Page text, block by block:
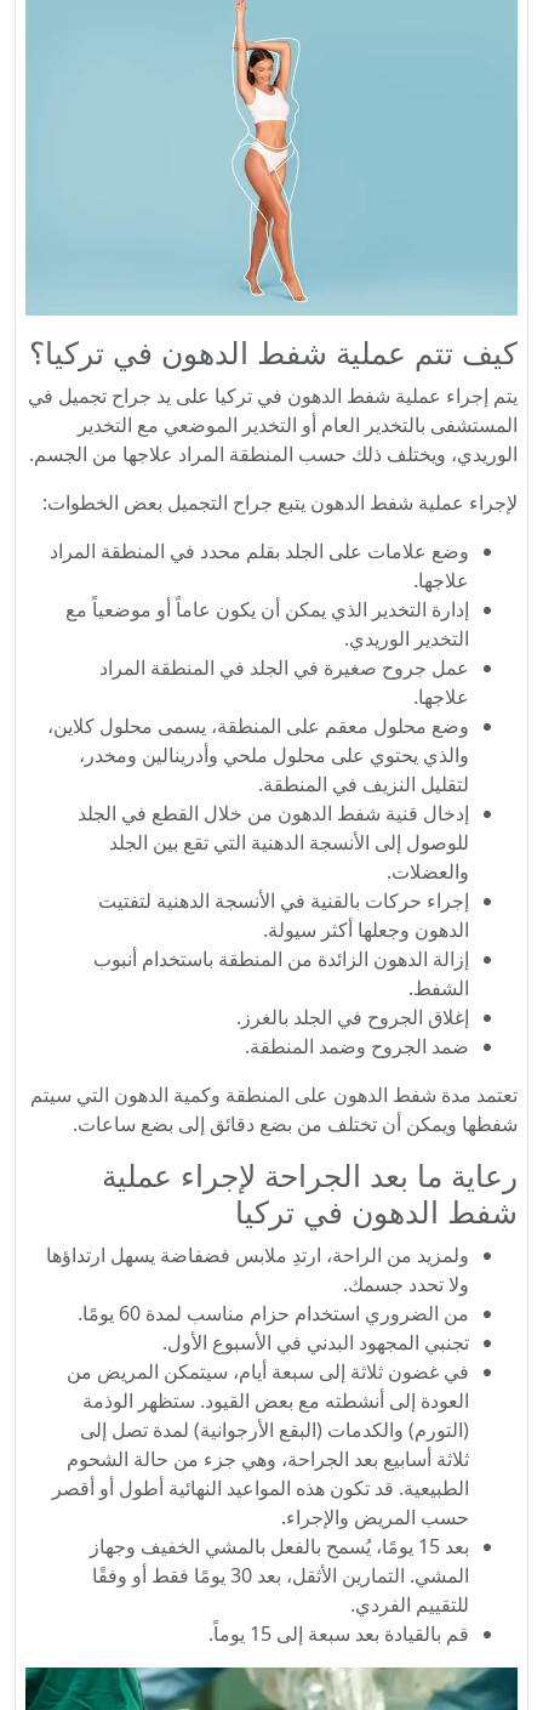
كيف تتم عملية شفط الدهون في تركيا؟
يتم إجراء عملية شفط الدهون في تركيا على يد جراح تجميل في
المستشفى بالتخدير العام أو التخدير الموضعي مع التخدير
الوريدي، ويختلف ذلك حسب المنطقة المراد علاجها من الجسم.
لإجراء عملية شفط الدهون يتبع جراح التجميل بعض الخطوات:
وضع علامات على الجلد بقلم محدد في المنطقة المراد
علاجها.
إدارة التخدير الذي يمكن أن يكون عاماً أو موضعياً مع
التخدير الوريدي.
عمل جروح صغيرة في الجلد في المنطقة المراد
علاجها.
وضع محلول معقم على المنطقة، يسمى محلول كلاين،
والذي يحتوي على محلول ملحي وأدرينالين ومخدر،
لتقليل النزيف في المنطقة.
إدخال قنية شفط الدهون من خلال القطع في الجلد
للوصول إلى الأنسجة الدهنية التي تقع بين الجلد
والعضلات.
إجراء حركات بالقنية في الأنسجة الدهنية لتفتيت
الدهون وجعلها أكثر سيولة.
إزالة الدهون الزائدة من المنطقة باستخدام أنبوب
الشفط.
إغلاق الجروح في الجلد بالغرز.
ضمد الجروح وضمد المنطقة.
تعتمد مدة شفط الدهون على المنطقة وكمية الدهون التي سيتم
شفطها ويمكن أن تختلف من بضع دقائق إلى بضع ساعات.
رعاية ما بعد الجراحة لإجراء عملية
شفط الدهون في تركيا
ولمزيد من الراحة، ارتدِ ملابس فضفاضة يسهل ارتداؤها
ولا تحدد جسمك.
من الضروري استخدام حزام مناسب لمدة 60 يومًا.
تجنبي المجهود البدني في الأسبوع الأول.
في غضون ثلاثة إلى سبعة أيام، سيتمكن المريض من
العودة إلى أنشطته مع بعض القيود. ستظهر الوذمة
(التورم) والكدمات (البقع الأرجوانية) لمدة تصل إلى
ثلاثة أسابيع بعد الجراحة، وهي جزء من حالة الشحوم
الطبيعية. قد تكون هذه المواعيد النهائية أطول أو أقصر
حسب المريض والإجراء.
بعد 15 يومًا، يُسمح بالفعل بالمشي الخفيف وجهاز
المشي. التمارين الأثقل، بعد 30 يومًا فقط أو وفقًا
للتقييم الفردي.
قم بالقيادة بعد سبعة إلى 15 يوماً.